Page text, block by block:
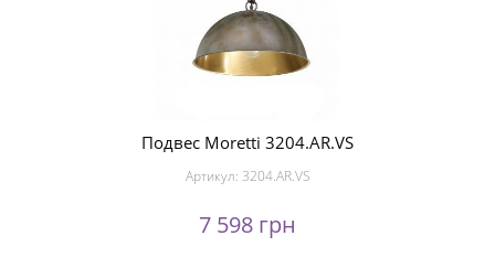
Подвес Moretti 3204.AR.VS
Артикул: 3204.AR.VS
7 598 грн